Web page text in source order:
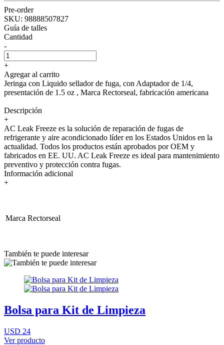
Pre-order
SKU: 98888507827
Guía de talles
Cantidad
-
+
Agregar al carrito
Jeringa con Liquido sellador de fuga, con Adaptador de 1/4,
presentación de 1.5 oz , Marca Rectorseal, fabricación americana
Descripción
+
AC Leak Freeze es la solución de reparación de fugas de
refrigerante y aire acondicionado líder en los Estados Unidos en la
actualidad. Todos los productos están aprobados por OEM y
fabricados en EE. UU. AC Leak Freeze es ideal para mantenimiento
preventivo y protección contra fugas.
Información adicional
+
Marca Rectorseal
También te puede interesar
Bolsa para Kit de Limpieza
USD 24
Ver producto